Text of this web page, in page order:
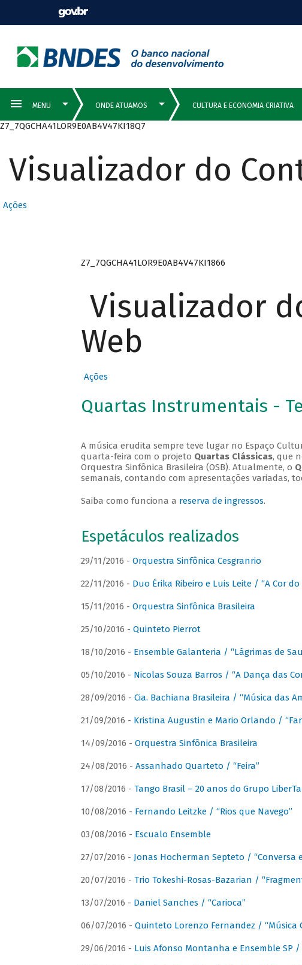
Z7_7QGCHA41LOR9E0AB4V47KI18Q7
Visualizador do
Ações
Z7_7QGCHA41LOR9E0AB4V47KI1866
Visualizador
Web
Ações
Quartas Instrumentais -
A música erudita sempre teve lugar no Espaço
quarta-feira com o projeto Quartas Clássicas, que
Orquestra Sinfônica Brasileira (OSB). Atualmente, o
semanais, contando com apresentações variadas,
Saiba como funciona a reserva de ingressos.
Espetáculos realizados
29/11/2016 - Orquestra Sinfônica Cesgranrio
22/11/2016 - Duo Érika Ribeiro e Luis Leite / “A Cor
15/11/2016 - Orquestra Sinfônica Brasileira
25/10/2016 - Quinteto Pierrot
18/10/2016 - Ensemble Galanteria / “Lágrimas de
05/10/2016 - Nicolas Souza Barros / “A Dança das
28/09/2016 - Cia. Bachiana Brasileira / “Música das
21/09/2016 - Kristina Augustin e Mario Orlando /
14/09/2016 - Orquestra Sinfônica Brasileira
24/08/2016 - Assanhado Quarteto / “Feira”
17/08/2016 - Tango Brasil – 20 anos do Grupo
10/08/2016 - Fernando Leitzke / “Rios que Navego”
03/08/2016 - Escualo Ensemble
27/07/2016 - Jonas Hocherman Septeto / “Conversa
20/07/2016 - Trio Tokeshi-Rosas-Bazarian /
13/07/2016 - Daniel Sanches / “Carioca”
06/07/2016 - Quinteto Lorenzo Fernandez / “Música
29/06/2016 - Luis Afonso Montanha e Ensemble SP